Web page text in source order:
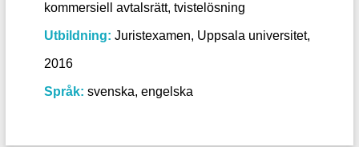
kommersiell avtalsrätt, tvistelösning
Utbildning: Juristexamen, Uppsala universitet,
2016
Språk: svenska, engelska